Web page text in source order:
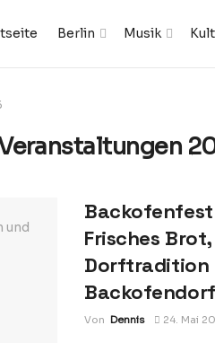
Berlin Musik
Frisches
Dorftradition
Backofendorf
Von Dennis 24. Mai